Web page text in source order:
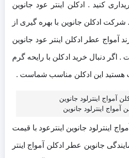
کنید . ادکلن اینتر عود جانوین
ادکلن جانوین با بهره گیری از
آمواج عطر ادکلن اینتر عود جانوین
. اگر دنبال خرید ادکلن با رایحه گرم
هستید این ادکلن مناسب شماست .
آمواج اینترلود جانوین
اینترلود جانوین اینترعود با قیمت
جانوین عطر ادکلن آمواج اینتر